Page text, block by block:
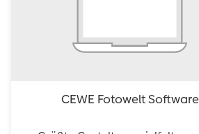
CEWE Fotowelt Software